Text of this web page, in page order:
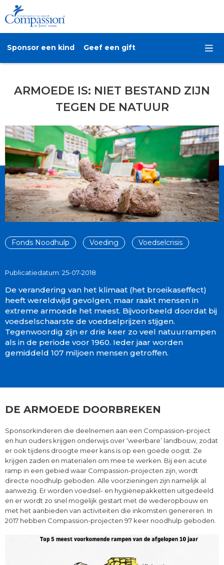
Sponsor een kind Geef een gift
ARMOEDE IS: NIET BESTAND ZIJN
TEGEN DE NATUUR
Fonds Noodhulp Voeding Voedselcrisis
Publicatiedatum: 25-07-2018
De verandering van het klimaat (het broeikaseffect)
heeft wereldwijd gevolgen, maar raakt mensen in
extreme armoede het meest. Bijvoorbeeld doordat bij
voedselschaarste de voedselprijzen stijgen.
Tegenwoordig zijn er drie keer zo veel natuurrampen
als in de periode voor 1960. Ieder jaar worden
gemiddeld 107 miljoen mensen getroffen.
DE ARMOEDE DOORBREKEN
Sponsorkinderen die deelnemen aan een Compassion-project
en hun ouders krijgen onderwijs over ‘weerbare’ landbouw, zodat
er ook tijdens droogte meer kans is op een goede oogst. Ze
krijgen zaden en materialen om mee te werken. Bij een acute
ramp in een gebied waar Compassion-projecten zijn, wordt
directe noodhulp geboden. Alle voorzieningen zijn namelijk al
aanwezig. Er worden voedsel- en hygiënepakketten uitgedeeld
en er wordt zo snel mogelijk gestart met de wederopbouw en
met het aanbieden van activiteiten die inkomsten genereren. In
2017 hebben Compassion-projecten 97 keer noodhulp geboden.